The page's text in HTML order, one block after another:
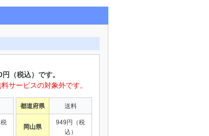
（税込）です。
サービスの対象外です。
都道府県 送料
岡山県
949円（税
込）